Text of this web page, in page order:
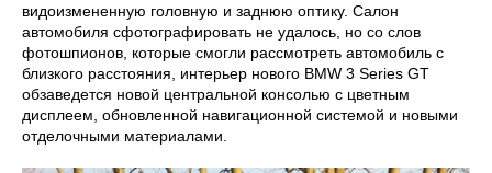
видоизмененную головную и заднюю оптику. Салон
автомобиля сфотографировать не удалось, но со слов
фотошпионов, которые смогли рассмотреть автомобиль с
близкого расстояния, интерьер нового BMW 3 Series GT
обзаведется новой центральной консолью с цветным
дисплеем, обновленной навигационной системой и новыми
отделочными материалами.